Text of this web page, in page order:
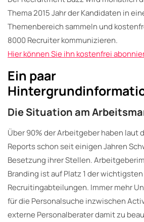
Thema 2015 Jahr der Kandidaten in
Themenbereich sammeln und
8000 Recruiter kommunizieren.
Hier können Sie ihn kostenfrei
Ein paar
Die Situation am
Über 90% der Arbeitgeber haben laut
Reports schon seit einigen Jahren
Besetzung ihrer Stellen.
Branding ist auf Platz 1 der
Recruitingabteilungen. Immer mehr
für die Personalsuche inzwischen
externe Personalberater damit zu